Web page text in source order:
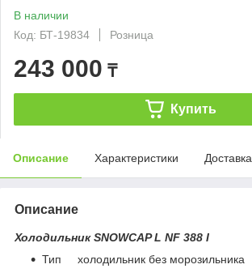
В наличии
Код: БТ-19834
Розница
243 000 ₸
Купить
Описание Характеристики Доставка
Описание
Холодильник SNOWCAP L NF 388 I
Тип холодильник без морозильника